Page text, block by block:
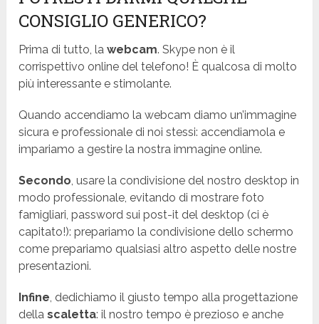
CONSIGLIO GENERICO?
Prima di tutto, lawebcam. Skype non è il
corrispettivo online del telefono! È qualcosa di molto
più interessante e stimolante.
Quando accendiamo la webcam diamo un’immagine
sicura e professionale di noi stessi: accendiamola e
impariamo a gestire la nostra immagine online.
Secondo, usare la condivisione del nostro desktop in
modo professionale, evitando di mostrare foto
famigliari, password sui post-it del desktop (ci è
capitato!): prepariamo la condivisione dello schermo
come prepariamo qualsiasi altro aspetto delle nostre
presentazioni.
Infine, dedichiamo il giusto tempo alla progettazione
dellascaletta: il nostro tempo è prezioso e anche